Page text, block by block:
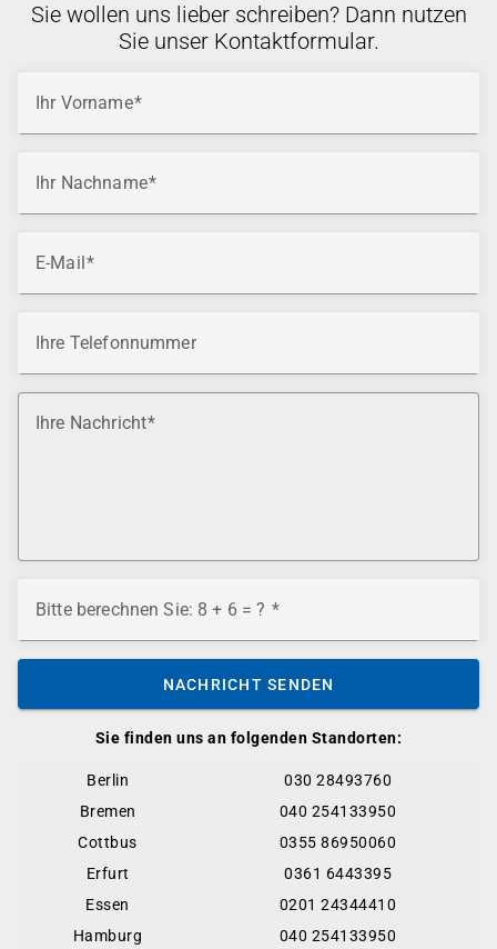
Sie finden uns an folgenden Standorten:
Berlin
030 28493760
Bremen
040 254133950
Cottbus
0355 86950060
Erfurt
0361 6443395
Essen
0201 24344410
Hamburg
040 254133950
Sie wollen uns lieber schreiben? Dann nutzen
Sie unser Kontaktformular.
Ihr Vorname
Ihr Nachname
E-Mail
Ihre Telefonnummer
Ihre Nachricht
Bitte berechnen Sie: 8 + 6 = ?
NACHRICHT SENDEN